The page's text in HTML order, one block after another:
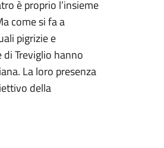
è proprio l’insieme
come si fa a
pigrizie e
Treviglio hanno
La loro presenza
della